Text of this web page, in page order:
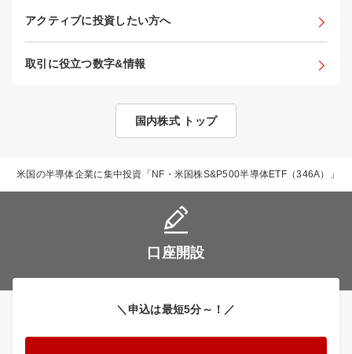
アクティブに投資したい方へ
取引に役立つ数字&情報
国内株式 トップ
米国の半導体企業に集中投資「NF・米国株S&P500半導体ETF（346A）」
口座開設
＼申込は最短5分～！／